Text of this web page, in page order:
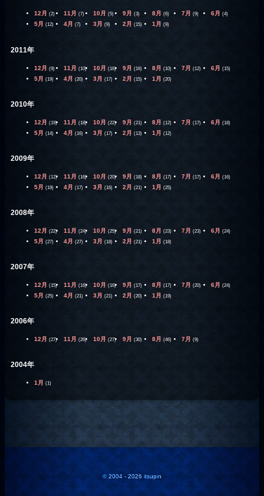
12月 (2) 11月 (7) 10月 (5) 9月 (3) 8月 (6) 7月 (9) 6月 (4)
5月 (12) 4月 (7) 3月 (9) 2月 (15) 1月 (9)
2011年
12月 (9) 11月 (10) 10月 (16) 9月 (16) 8月 (10) 7月 (12) 6月 (15)
5月 (19) 4月 (20) 3月 (17) 2月 (15) 1月 (20)
2010年
12月 (19) 11月 (18) 10月 (22) 9月 (21) 8月 (12) 7月 (17) 6月 (18)
5月 (14) 4月 (16) 3月 (17) 2月 (13) 1月 (12)
2009年
12月 (12) 11月 (16) 10月 (20) 9月 (18) 8月 (17) 7月 (17) 6月 (16)
5月 (19) 4月 (17) 3月 (16) 2月 (21) 1月 (25)
2008年
12月 (22) 11月 (24) 10月 (25) 9月 (21) 8月 (23) 7月 (23) 6月 (24)
5月 (27) 4月 (27) 3月 (18) 2月 (21) 1月 (18)
2007年
12月 (15) 11月 (16) 10月 (16) 9月 (17) 8月 (17) 7月 (20) 6月 (24)
5月 (25) 4月 (21) 3月 (21) 2月 (20) 1月 (19)
2006年
12月 (27) 11月 (26) 10月 (27) 9月 (30) 8月 (46) 7月 (9)
2004年
1月 (1)
© 2004 - 2026 itsupin